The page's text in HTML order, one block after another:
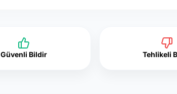
Güvenli Bildir Tehlikeli